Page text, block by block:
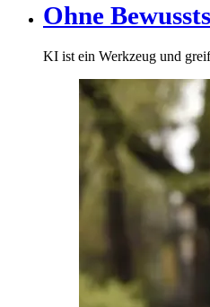
Ohne
KI ist ein Werkzeug und